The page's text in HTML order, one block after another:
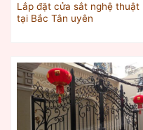
Lắp đặt cửa sắt nghệ thuật
tại Bắc Tân uyên